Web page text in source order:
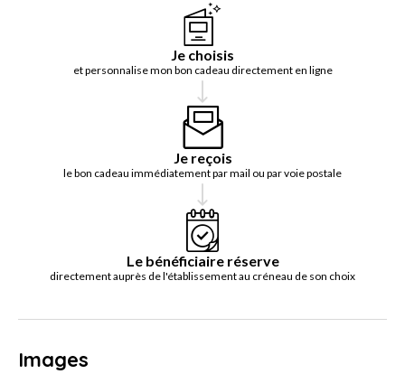
Je choisis
et personnalise mon bon cadeau directement en ligne
Je reçois
le bon cadeau immédiatement par mail ou par voie postale
Le bénéficiaire réserve
directement auprès de l'établissement au créneau de son choix
Images